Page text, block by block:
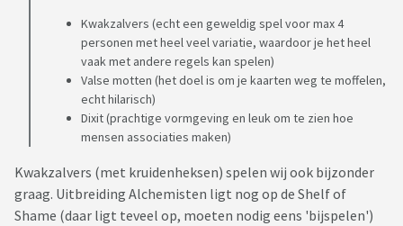
Kwakzalvers (echt een geweldig spel voor max 4
personen met heel veel variatie, waardoor je het heel
vaak met andere regels kan spelen)
Valse motten (het doel is om je kaarten weg te moffelen,
echt hilarisch)
Dixit (prachtige vormgeving en leuk om te zien hoe
mensen associaties maken)
Kwakzalvers (met kruidenheksen) spelen wij ook bijzonder
graag. Uitbreiding Alchemisten ligt nog op de Shelf of
Shame (daar ligt teveel op, moeten nodig eens 'bijspelen')